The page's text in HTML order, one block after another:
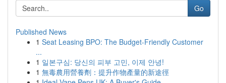
Go
Published News
1 Seat Leasing BPO: The Budget-Friendly Customer
...
1 일본구심: 당신의 피부 고민, 이제 안녕!
1 無毒農用營養劑：提升作物產量的新途徑